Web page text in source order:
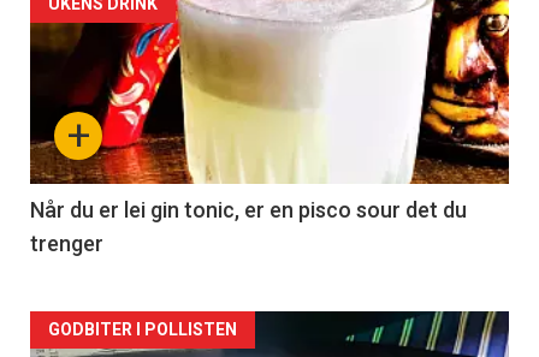
Forsiden
akkurat
nå
-
2
+
Når du er lei gin tonic, er en pisco sour det du
trenger
Forsiden
GODBITER I POLLISTEN